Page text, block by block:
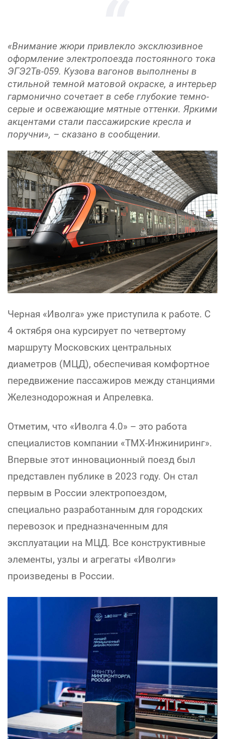
«Внимание жюри привлекло эксклюзивное
оформление электропоезда постоянного тока
ЭГЭ2Тв-059. Кузова вагонов выполнены в
стильной темной матовой окраске, а интерьер
гармонично сочетает в себе глубокие темно-
серые и освежающие мятные оттенки. Яркими
акцентами стали пассажирские кресла и
поручни», – сказано в сообщении.
Черная «Иволга» уже приступила к работе. С
4 октября она курсирует по четвертому
маршруту Московских центральных
диаметров (МЦД), обеспечивая комфортное
передвижение пассажиров между станциями
Железнодорожная и Апрелевка.
Отметим, что «Иволга 4.0» – это работа
специалистов компании «ТМХ-Инжиниринг».
Впервые этот инновационный поезд был
представлен публике в 2023 году. Он стал
первым в России электропоездом,
специально разработанным для городских
перевозок и предназначенным для
эксплуатации на МЦД. Все конструктивные
элементы, узлы и агрегаты «Иволги»
произведены в России.